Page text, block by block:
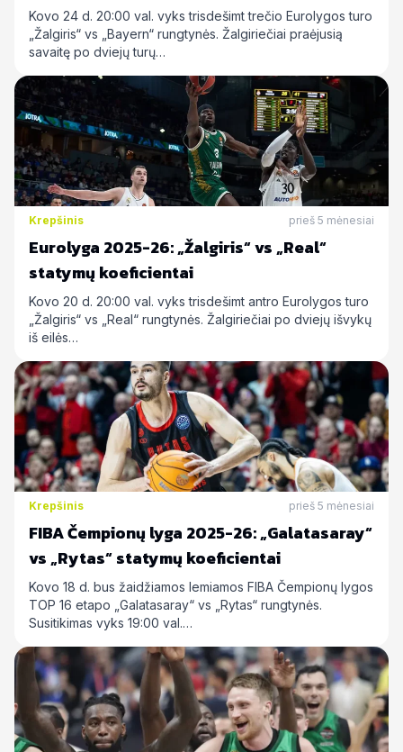
Kovo 24 d. 20:00 val. vyks trisdešimt trečio Eurolygos turo
„Žalgiris“ vs „Bayern“ rungtynės. Žalgiriečiai praėjusią
savaitę po dviejų turų…
Krepšinis prieš 5 mėnesiai
Eurolyga 2025-26: „Žalgiris“ vs „Real“
statymų koeficientai
Kovo 20 d. 20:00 val. vyks trisdešimt antro Eurolygos turo
„Žalgiris“ vs „Real“ rungtynės. Žalgiriečiai po dviejų išvykų
iš eilės…
Krepšinis prieš 5 mėnesiai
FIBA Čempionų lyga 2025-26: „Galatasaray“
vs „Rytas“ statymų koeficientai
Kovo 18 d. bus žaidžiamos lemiamos FIBA Čempionų lygos
TOP 16 etapo „Galatasaray“ vs „Rytas“ rungtynės.
Susitikimas vyks 19:00 val.…